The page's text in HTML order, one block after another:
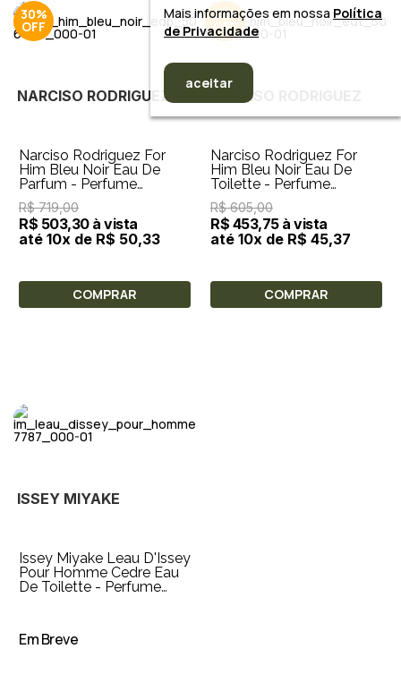
30%
NARCISO RODRIGUEZ
Narciso Rodriguez For
Him Bleu Noir Eau De
Parfum - Perfume
Masculino 50ml
R$ 719,00
R$ 503,30 à vista
até 10x de R$ 50,33
COMPRAR
25%
NARCISO RODRIGUEZ
Narciso Rodriguez For
Him Bleu Noir Eau De
Toilette - Perfume
Masculino 50ml
R$ 605,00
R$ 453,75 à vista
até 10x de R$ 45,37
COMPRAR
ISSEY MIYAKE
Issey Miyake Leau D'Issey
Pour Homme Cedre Eau
De Toilette - Perfume
Em Breve
Mais informações em nossa Política
de Privacidade
aceitar